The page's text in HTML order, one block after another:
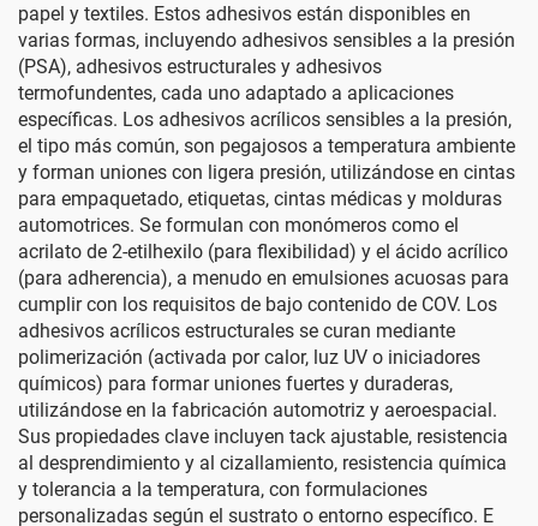
papel y textiles. Estos adhesivos están disponibles en
varias formas, incluyendo adhesivos sensibles a la presión
(PSA), adhesivos estructurales y adhesivos
termofundentes, cada uno adaptado a aplicaciones
específicas. Los adhesivos acrílicos sensibles a la presión,
el tipo más común, son pegajosos a temperatura ambiente
y forman uniones con ligera presión, utilizándose en cintas
para empaquetado, etiquetas, cintas médicas y molduras
automotrices. Se formulan con monómeros como el
acrilato de 2-etilhexilo (para flexibilidad) y el ácido acrílico
(para adherencia), a menudo en emulsiones acuosas para
cumplir con los requisitos de bajo contenido de COV. Los
adhesivos acrílicos estructurales se curan mediante
polimerización (activada por calor, luz UV o iniciadores
químicos) para formar uniones fuertes y duraderas,
utilizándose en la fabricación automotriz y aeroespacial.
Sus propiedades clave incluyen tack ajustable, resistencia
al desprendimiento y al cizallamiento, resistencia química
y tolerancia a la temperatura, con formulaciones
personalizadas según el sustrato o entorno específico. E